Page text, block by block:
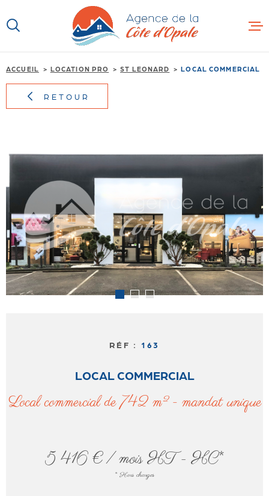
au
menu
au
contenu
IMMOBILIER
AUTRES
CONTACT
ACCUEIL LOCATION PRO ST LEONARD LOCAL COMMERCIAL
RETOUR
RÉF : 163
LOCAL COMMERCIAL
local commercial de 742 m² - mandat unique
5 416 € / mois HT - HC*
* Hors charges